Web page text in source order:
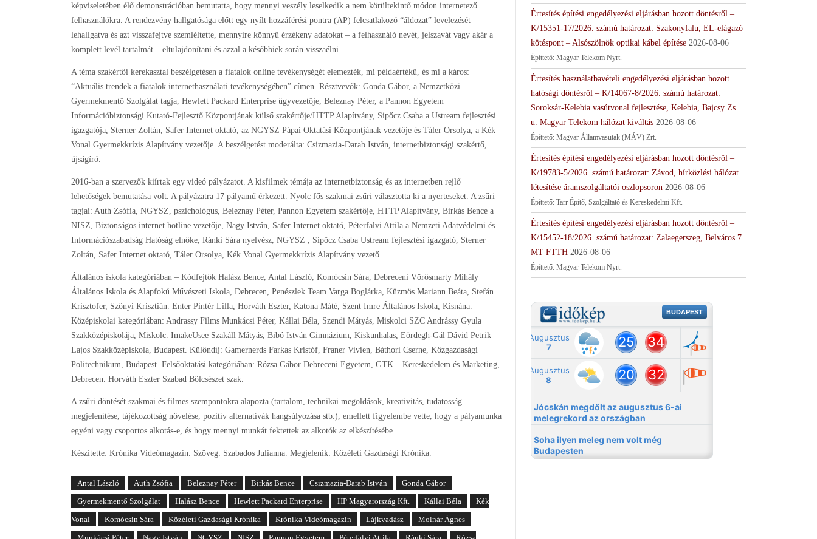
képviseletében élő demonstrációban bemutatta, hogy mennyi veszély leselkedik a nem körültekintő módon internetező
felhasználókra. A rendezvény hallgatósága előtt egy nyílt hozzáférési pontra (AP) felcsatlakozó “áldozat” levelezését
lehallgatva és azt visszafejtve szemléltette, mennyire könnyű érzékeny adatokat – a felhasználó nevét, jelszavát vagy akár a
komplett levél tartalmát – eltulajdonítani és azzal a későbbiek során visszaélni.
A téma szakértői kerekasztal beszélgetésen a fiatalok online tevékenységét elemezték, mi példaértékű, és mi a káros:
“Aktuális trendek a fiatalok internethasználati tevékenységében” címen. Résztvevők: Gonda Gábor, a Nemzetközi
Gyermekmentő Szolgálat tagja, Hewlett Packard Enterprise ügyvezetője, Beleznay Péter, a Pannon Egyetem
Információbiztonsági Kutató-Fejlesztő Központjának külső szakértője/HTTP Alapítvány, Sipőcz Csaba a Ustream fejlesztési
igazgatója, Sterner Zoltán, Safer Internet oktató, az NGYSZ Pápai Oktatási Központjának vezetője és Táler Orsolya, a Kék
Vonal Gyermekkrízis Alapítvány vezetője. A beszélgetést moderálta: Csizmazia-Darab István, internetbiztonsági szakértő,
újságíró.
2016-ban a szervezők kiírtak egy videó pályázatot. A kisfilmek témája az internetbiztonság és az internetben rejlő
lehetőségek bemutatása volt. A pályázatra 17 pályamű érkezett. Nyolc fős szakmai zsűri választotta ki a nyerteseket. A zsűri
tagjai: Auth Zsófia, NGYSZ, pszichológus, Beleznay Péter, Pannon Egyetem szakértője, HTTP Alapítvány, Birkás Bence a
NISZ, Biztonságos internet hotline vezetője, Nagy István, Safer Internet oktató, Péterfalvi Attila a Nemzeti Adatvédelmi és
Információszabadság Hatóság elnöke, Ránki Sára nyelvész, NGYSZ , Sipőcz Csaba Ustream fejlesztési igazgató, Sterner
Zoltán, Safer Internet oktató, Táler Orsolya, Kék Vonal Gyermekkrízis Alapítvány vezető.
Általános iskola kategóriában – Kódfejtők Halász Bence, Antal László, Komócsin Sára, Debreceni Vörösmarty Mihály
Általános Iskola és Alapfokú Művészeti Iskola, Debrecen, Penészlek Team Varga Boglárka, Küzmös Mariann Beáta, Stefán
Krisztofer, Szőnyi Krisztián. Enter Pintér Lilla, Horváth Eszter, Katona Máté, Szent Imre Általános Iskola, Kisnána.
Középiskolai kategóriában: Andrassy Films Munkácsi Péter, Kállai Béla, Szendi Mátyás, Miskolci SZC Andrássy Gyula
Szakközépiskolája, Miskolc. ImakeUsee Szakáll Mátyás, Bibó István Gimnázium, Kiskunhalas, Eördegh-Gál Dávid Petrik
Lajos Szakközépiskola, Budapest. Különdíj: Gamernerds Farkas Kristóf, Franer Vivien, Báthori Cserne, Közgazdasági
Politechnikum, Budapest. Felsőoktatási kategóriában: Rózsa Gábor Debreceni Egyetem, GTK – Kereskedelem és Marketing,
Debrecen. Horváth Eszter Szabad Bölcsészet szak.
A zsűri döntését szakmai és filmes szempontokra alapozta (tartalom, technikai megoldások, kreativitás, tudatosság
megjelenítése, tájékozottság növelése, pozitív alternatívák hangsúlyozása stb.), emellett figyelembe vette, hogy a pályamunka
egyéni vagy csoportos alkotás-e, és hogy mennyi munkát fektettek az alkotók az elkészítésébe.
Készítette: Krónika Videómagazin. Szöveg: Szabados Julianna. Megjelenik: Közéleti Gazdasági Krónika.
Antal László Auth Zsófia Beleznay Péter Birkás Bence Csizmazia-Darab István
Gonda Gábor
Gyermekmentő Szolgálat
Halász Bence Hewlett Packard Enterprise HP Magyarország Kft. Kállai Béla
Kék
Vonal
Komócsin Sára Közéleti Gazdasági Krónika Krónika Videómagazin Lájkvadász
Molnár Ágnes
Értesítés építési engedélyezési eljárásban hozott döntésről –
K/15351-17/2026. számú határozat: Szakonyfalu, EL-elágazó
kötéspont – Alsószölnök optikai kábel építése 2026-08-06
Építtető: Magyar Telekom Nyrt.
Értesítés használatbavételi engedélyezési eljárásban hozott
hatósági döntésről – K/14067-8/2026. számú határozat:
Soroksár-Kelebia vasútvonal fejlesztése, Kelebia, Bajcsy Zs.
u. Magyar Telekom hálózat kiváltás 2026-08-06
Építtető: Magyar Államvasutak (MÁV) Zrt.
Értesítés építési engedélyezési eljárásban hozott döntésről –
K/19783-5/2026. számú határozat: Závod, hírközlési hálózat
létesítése áramszolgáltatói oszlopsoron 2026-08-06
Építtető: Tarr Építő, Szolgáltató és Kereskedelmi Kft.
Értesítés építési engedélyezési eljárásban hozott döntésről –
K/15452-18/2026. számú határozat: Zalaegerszeg, Belváros 7
MT FTTH 2026-08-06
Építtető: Magyar Telekom Nyrt.